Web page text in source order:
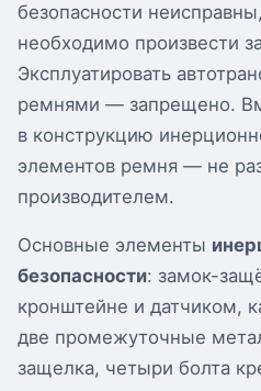
безопасности
необходимо произвести
Эксплуатировать
ремнями — запрещено.
в конструкцию
элементов ремня — не
производителем.
Основные элементы
безопасности: замок-
кронштейне и датчиком,
две промежуточные
защелка, четыри болта